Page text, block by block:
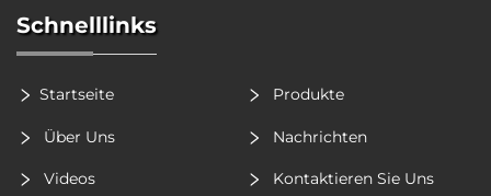
Schnelllinks
Startseite Produkte
Über Uns Nachrichten
Videos Kontaktieren Sie Uns